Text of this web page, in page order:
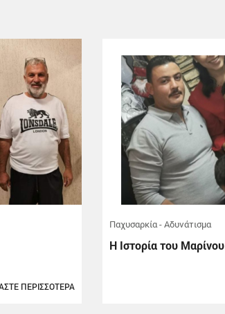
ΠΕΡΙΣΣΟΤΕΡΑ
Παχυσαρκία - Αδυνάτισμα
Η Ιστορία του Μαρίνου